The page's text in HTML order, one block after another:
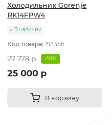
Холодильник Gorenje
RK14FPW4
В наличии
Код товара: 193356
27 778 р -10%
25 000 р
В корзину